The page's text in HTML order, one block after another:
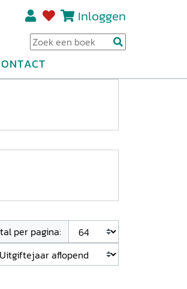
Inloggen
per pagina: